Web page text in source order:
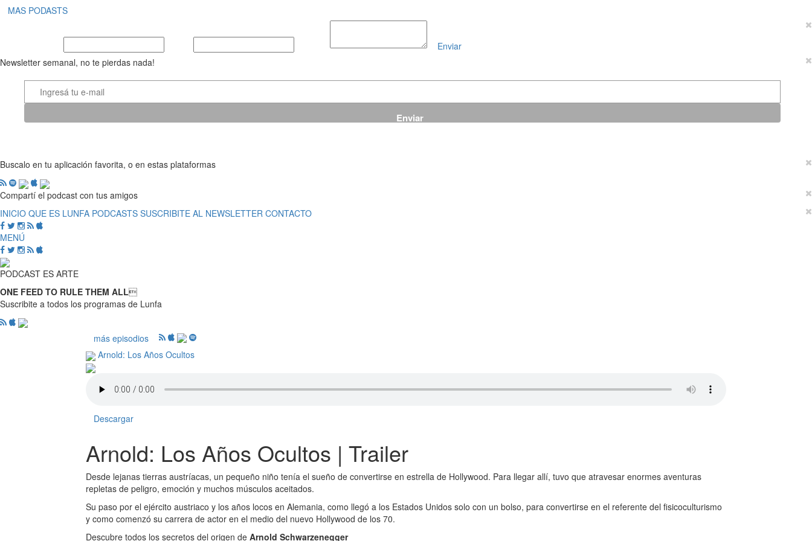
MAS PODASTS
Enviar
Newsletter semanal, no te pierdas nada!
Buscalo en tu aplicación favorita, o en estas plataformas
Compartí el podcast con tus amigos
INICIO QUE ES LUNFA PODCASTS SUSCRIBITE AL NEWSLETTER CONTACTO
MENÚ
PODCAST ES ARTE
ONE FEED TO RULE THEM ALL
Suscribite a todos los programas de Lunfa
más episodios
Arnold: Los Años Ocultos
Descargar
Arnold: Los Años Ocultos | Trailer
Desde lejanas tierras austríacas, un pequeño niño tenía el sueño de convertirse en estrella de Hollywood. Para llegar allí, tuvo que atravesar enormes aventuras
repletas de peligro, emoción y muchos músculos aceitados.
Su paso por el ejército austriaco y los años locos en Alemania, como llegó a los Estados Unidos solo con un bolso, para convertirse en el referente del fisicoculturismo
y como comenzó su carrera de actor en el medio del nuevo Hollywood de los 70.
Descubre todos los secretos del origen de Arnold Schwarzenegger